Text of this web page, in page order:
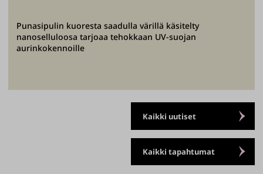
Punasipulin kuoresta saadulla värillä käsitelty
nanoselluloosa tarjoaa tehokkaan UV-suojan
aurinkokennoille
Kaikki uutiset
Kaikki tapahtumat